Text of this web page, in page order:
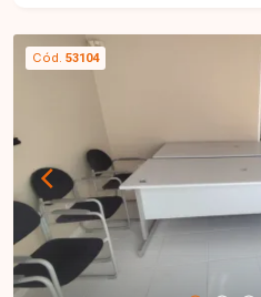
por sala em 02
quartos, sendo 01 suíte
planejado, além de ar-
quartos. Conta ainda
armário e box em blindex
O condomínio dispõe de
proporcionando mais
moradores. Entre em contato para mais
informações e agende
este excelente
Cód. 53104